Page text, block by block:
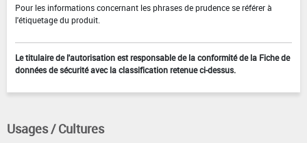
Pour les informations concernant les phrases de prudence se référer à
l'étiquetage du produit.
Le titulaire de l'autorisation est responsable de la conformité de la Fiche de
données de sécurité avec la classification retenue ci-dessus.
Usages / Cultures